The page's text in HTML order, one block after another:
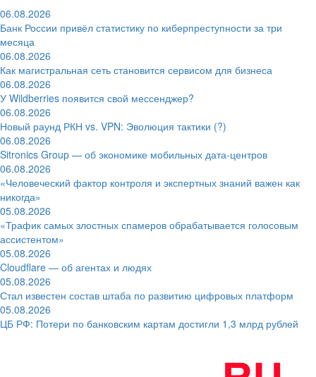
06.08.2026
Банк России привёл статистику по киберпреступности за три
месяца
06.08.2026
Как магистральная сеть становится сервисом для бизнеса
06.08.2026
У Wildberries появится свой мессенджер?
06.08.2026
Новый раунд РКН vs. VPN: Эволюция тактики (?)
06.08.2026
Sitronics Group — об экономике мобильных дата-центров
06.08.2026
«Человеческий фактор контроля и экспертных знаний важен как
никогда»
05.08.2026
«Трафик самых злостных спамеров обрабатывается голосовым
ассистентом»
05.08.2026
Cloudflare — об агентах и людях
05.08.2026
Стал известен состав штаба по развитию цифровых платформ
05.08.2026
ЦБ РФ: Потери по банковским картам достигли 1,3 млрд рублей